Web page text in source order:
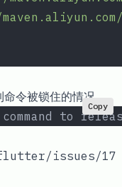
令被锁住的情况
to
Copy
issues/17